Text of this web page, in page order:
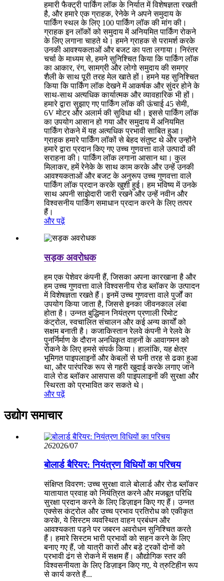
हमारी फैक्ट्री पार्किंग लॉक के निर्यात में विशेषज्ञता रखती
है, और हमारे एक ग्राहक, रेनेके ने अपने समुदाय के
पार्किंग स्थल के लिए 100 पार्किंग लॉक की मांग की।
ग्राहक इन लॉकों को समुदाय में अनियमित पार्किंग रोकने
के लिए लगाना चाहते थे। हमने ग्राहक से परामर्श करके
उनकी आवश्यकताओं और बजट का पता लगाया। निरंतर
चर्चा के माध्यम से, हमने सुनिश्चित किया कि पार्किंग लॉक
का आकार, रंग, सामग्री और लोगो समुदाय की समग्र
शैली के साथ पूरी तरह मेल खाते हों। हमने यह सुनिश्चित
किया कि पार्किंग लॉक देखने में आकर्षक और सुंदर होने के
साथ-साथ अत्यधिक कार्यात्मक और व्यावहारिक भी हों।
हमारे द्वारा सुझाए गए पार्किंग लॉक की ऊंचाई 45 सेमी,
6V मोटर और अलार्म की सुविधा थी। इससे पार्किंग लॉक
का उपयोग आसान हो गया और समुदाय में अनियमित
पार्किंग रोकने में यह अत्यधिक प्रभावी साबित हुआ।
ग्राहक हमारे पार्किंग लॉकों से बेहद संतुष्ट थे और उन्होंने
हमारे द्वारा प्रदान किए गए उच्च गुणवत्ता वाले उत्पादों की
सराहना की। पार्किंग लॉक लगाना आसान था। कुल
मिलाकर, हमें रेनेके के साथ काम करके और उन्हें उनकी
आवश्यकताओं और बजट के अनुरूप उच्च गुणवत्ता वाले
पार्किंग लॉक प्रदान करके खुशी हुई। हम भविष्य में उनके
साथ अपनी साझेदारी जारी रखने और उन्हें नवीन और
विश्वसनीय पार्किंग समाधान प्रदान करने के लिए तत्पर
हैं।
और पढ़ें
सड़क अवरोधक
हम एक पेशेवर कंपनी हैं, जिसका अपना कारखाना है और
हम उच्च गुणवत्ता वाले विश्वसनीय रोड ब्लॉकर के उत्पादन
में विशेषज्ञता रखते हैं। इनमें उच्च गुणवत्ता वाले पुर्जों का
उपयोग किया जाता है, जिससे इनका जीवनकाल लंबा
होता है। उन्नत बुद्धिमान नियंत्रण प्रणाली रिमोट
कंट्रोल, स्वचालित संचालन और कई अन्य कार्यों को
सक्षम बनाती है। कजाकिस्तान रेलवे कंपनी ने रेलवे के
पुनर्निर्माण के दौरान अनधिकृत वाहनों के आवागमन को
रोकने के लिए हमसे संपर्क किया। हालांकि, यह क्षेत्र
भूमिगत पाइपलाइनों और केबलों से घनी तरह से ढका हुआ
था, और पारंपरिक रूप से गहरी खुदाई करके लगाए जाने
वाले रोड ब्लॉकर आसपास की पाइपलाइनों की सुरक्षा और
स्थिरता को प्रभावित कर सकते थे।
और पढ़ें
उद्योग समाचार
262026/07
बोलार्ड बैरियर: नियंत्रण विधियों का परिचय
संक्षिप्त विवरण: उच्च सुरक्षा वाले बोलार्ड और रोड ब्लॉकर
यातायात प्रवाह को नियंत्रित करने और मजबूत परिधि
सुरक्षा प्रदान करने के लिए डिज़ाइन किए गए हैं। उन्नत
एक्सेस कंट्रोल और उच्च प्रभाव प्रतिरोध को एकीकृत
करके, ये सिस्टम व्यवस्थित वाहन प्रबंधन और
आवश्यकता पड़ने पर जबरन अवरोधन सुनिश्चित करते
हैं। हमारे सिस्टम भारी प्रभावों को सहन करने के लिए
बनाए गए हैं, जो यात्री कारों और बड़े ट्रकों दोनों को
प्रभावी ढंग से रोकने में सक्षम हैं। औद्योगिक स्तर की
विश्वसनीयता के लिए डिज़ाइन किए गए, ये त्रुटिहीन रूप
से कार्य करते हैं...